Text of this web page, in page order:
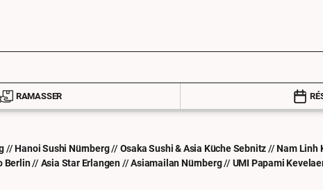
RAMASSER
//Hanoi Sushi Nürnberg// Osaka Sushi & Asia Küche Sebnitz//Nam Linh
Berlin// Asia Star Erlangen//Asiamailan Nürnberg// UMI Papami